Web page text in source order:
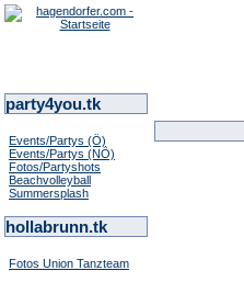
party4you.tk
Events/Partys (Ö)
Events/Partys (NÖ)
Fotos/Partyshots
Beachvolleyball
Summersplash
hollabrunn.tk
Fotos Union Tanzteam